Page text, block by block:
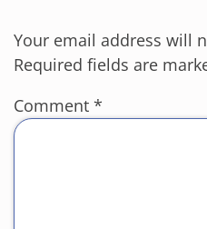
Your email address will
Required fields are
Comment *